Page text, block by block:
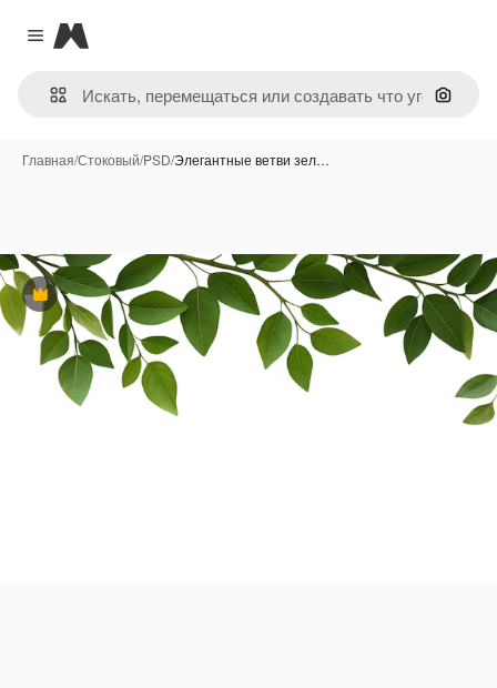
Close menu
Magnific
Поиск
Главная/Стоковый/PSD/Элегантные ветви зел…
Премиум